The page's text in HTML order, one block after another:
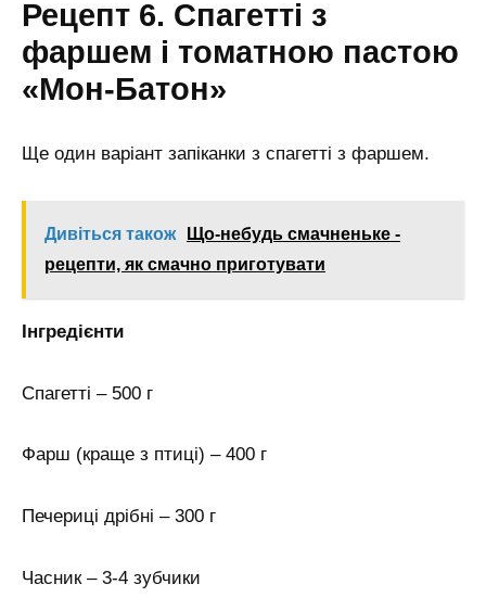
Рецепт 6. Спагетті з
фаршем і томатною пастою
«Мон-Батон»
Ще один варіант запіканки з спагетті з фаршем.
Дивіться також
Що-небудь смачненьке -
рецепти, як смачно приготувати
Інгредієнти
Спагетті – 500 г
Фарш (краще з птиці) – 400 г
Печериці дрібні – 300 г
Часник – 3-4 зубчики